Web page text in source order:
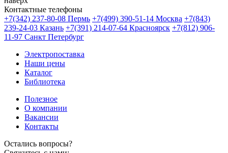
Контактные телефоны
+7(342) 237-80-08 Пермь +7(499) 390-51-14 Москва +7(843)
239-24-03 Казань +7(391) 214-07-64 Красноярск +7(812) 906-
11-97 Санкт Петербург
Электропоставка
Наши цены
Каталог
Библиотека
Полезное
О компании
Вакансии
Контакты
Остались вопросы?